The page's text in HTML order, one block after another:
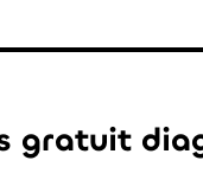
gratuit